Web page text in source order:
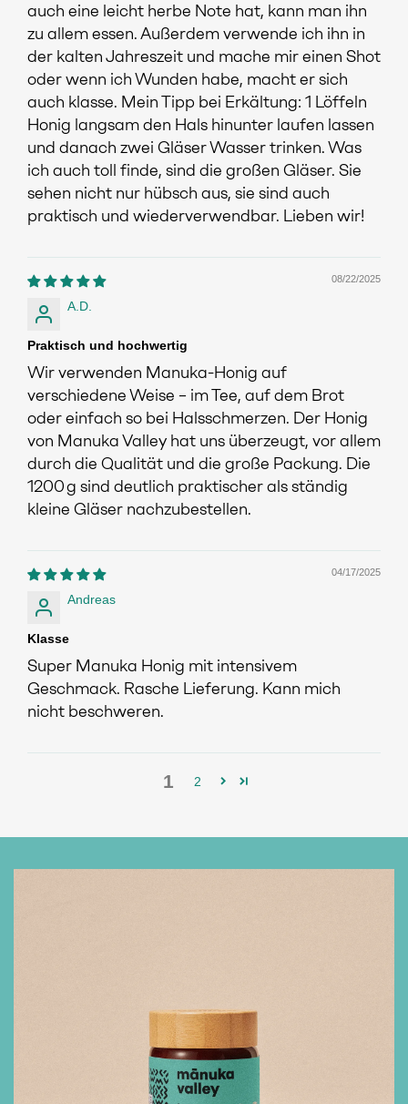
auch eine leicht herbe Note hat, kann man ihn
zu allem essen. Außerdem verwende ich ihn in
der kalten Jahreszeit und mache mir einen Shot
oder wenn ich Wunden habe, macht er sich
auch klasse. Mein Tipp bei Erkältung: 1 Löffeln
Honig langsam den Hals hinunter laufen lassen
und danach zwei Gläser Wasser trinken. Was
ich auch toll finde, sind die großen Gläser. Sie
sehen nicht nur hübsch aus, sie sind auch
praktisch und wiederverwendbar. Lieben wir!
08/22/2025
A.D.
Praktisch und hochwertig
Wir verwenden Manuka-Honig auf
verschiedene Weise – im Tee, auf dem Brot
oder einfach so bei Halsschmerzen. Der Honig
von Manuka Valley hat uns überzeugt, vor allem
durch die Qualität und die große Packung. Die
1200 g sind deutlich praktischer als ständig
kleine Gläser nachzubestellen.
04/17/2025
Andreas
Klasse
Super Manuka Honig mit intensivem
Geschmack. Rasche Lieferung. Kann mich
nicht beschweren.
1 2